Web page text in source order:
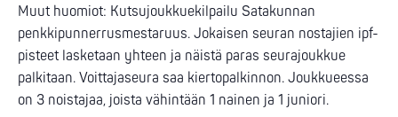
Muut huomiot: Kutsujoukkuekilpailu Satakunnan
penkkipunnerrusmestaruus. Jokaisen seuran nostajien ipf-
pisteet lasketaan yhteen ja näistä paras seurajoukkue
palkitaan. Voittajaseura saa kiertopalkinnon. Joukkueessa
on 3 noistajaa, joista vähintään 1 nainen ja 1 juniori.